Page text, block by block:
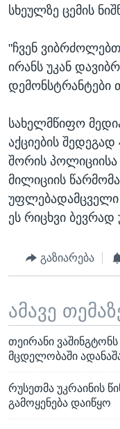
სხეულზე ცემის
"ჩვენ
ირანს უკან
დემონსტრანტები
სახელმწიფო
აქციების
შორის
მილიციის
უფლებადამცველი
ეს რიცხვი
გაზიარება
ამავე
თეირანი
მცდელობაში
რუსეთმა უკრაინის
გამოყენება დაიწყო